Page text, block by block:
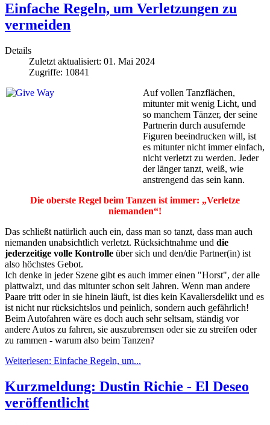
Einfache Regeln, um Verletzungen zu
vermeiden
Details
Zuletzt aktualisiert: 01. Mai 2024
Zugriffe: 10841
Auf vollen Tanzflächen,
mitunter mit wenig Licht, und
so manchem Tänzer, der seine
Partnerin durch ausufernde
Figuren beeindrucken will, ist
es mitunter nicht immer einfach,
nicht verletzt zu werden. Jeder
der länger tanzt, weiß, wie
anstrengend das sein kann.
Die oberste Regel beim Tanzen ist immer: „Verletze
niemanden“!
Das schließt natürlich auch ein, dass man so tanzt, dass man auch
niemanden unabsichtlich verletzt. Rücksichtnahme und die
jederzeitige volle Kontrolle über sich und den/die Partner(in) ist
also höchstes Gebot.
Ich denke in jeder Szene gibt es auch immer einen "Horst", der alle
plattwalzt, und das mitunter schon seit Jahren. Wenn man andere
Paare tritt oder in sie hinein läuft, ist dies kein Kavaliersdelikt und es
ist nicht nur rücksichtslos und peinlich, sondern auch gefährlich!
Beim Autofahren wäre es doch auch sehr seltsam, ständig vor
andere Autos zu fahren, sie auszubremsen oder sie zu streifen oder
zu rammen - warum also beim Tanzen?
Weiterlesen: Einfache Regeln, um...
Kurzmeldung: Dustin Richie - El Deseo
veröffentlicht